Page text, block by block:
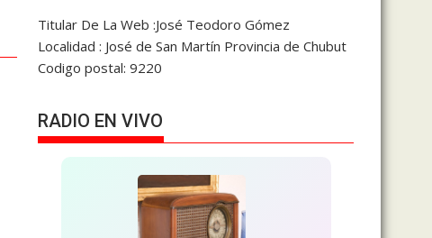
Titular De La Web :José Teodoro Gómez
Localidad : José de San Martín Provincia de Chubut
Codigo postal: 9220
RADIO EN VIVO